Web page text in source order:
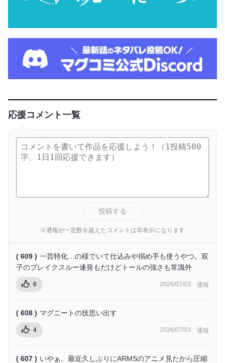
応援コメント一覧
投稿する
※通報が一定数を超えたコメントは非表示になります
( 609 ) 一芸特化…の様でいて仕込みや搦め手も使うやつ。双
子のブレイクスルー連発もだけどトールの強さも常識外
6 2026/07/03 通報
( 608 ) マグニートの技思い出す
4 2026/07/03 通報
( 607 ) いやぁ、最近久しぶりにARMSのアニメ見たから圧縮